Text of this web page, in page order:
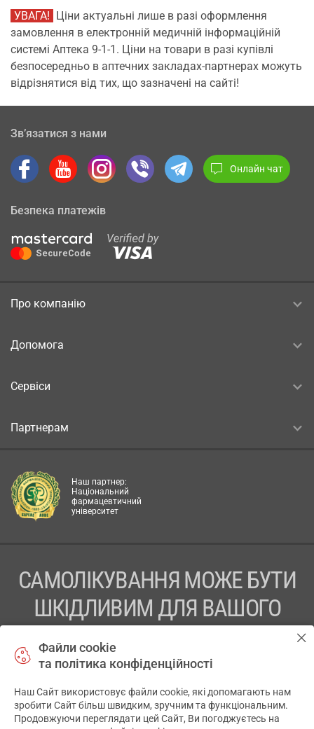
УВАГА! Ціни актуальні лише в разі оформлення
замовлення в електронній медичній інформаційній
системі Аптека 9-1-1. Ціни на товари в разі купівлі
безпосередньо в аптечних закладах-партнерах можуть
відрізнятися від тих, що зазначені на сайті!
Зв’язатися з нами
Онлайн чат
Безпека платежів
Про компанію
Допомога
Сервіси
Партнерам
Наш партнер:
Національний
фармацевтичний
університет
САМОЛІКУВАННЯ МОЖЕ БУТИ
ШКІДЛИВИМ ДЛЯ ВАШОГО
ПЕРЕД ЗАСТОСУВАННЯМ ПРЕПАРАТУ ПРОКОНСУЛЬТУЙТЕСЬ
ТОВ «АПТЕКА 911.ЮА» Код ЄДРПОУ 43631965.
Файли cookie
та політика конфіденційності
Наш Сайт використовує файли cookie, які допомагають нам
зробити Сайт більш швидким, зручним та функціональним.
Продовжуючи переглядати цей Сайт, Ви погоджуєтесь на
✕